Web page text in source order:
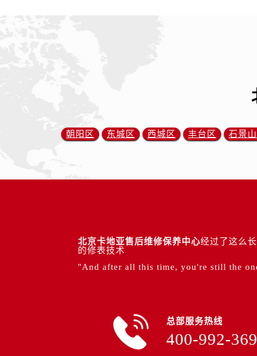
朝阳区 东城区 西城区 丰台区 石景
北京卡地亚售后维修保养中心经过了这么
的修表技术
"And after all this time, you're still the
总部服务热线
400-992-